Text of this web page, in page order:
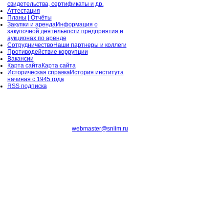
свидетельства, сертификаты и др.
Аттестация
Планы | Отчёты
Закупки и арендаИнформация о
закупочной деятельности предприятия и
аукционах по аренде
СотрудничествоНаши партнеры и коллеги
Противодействие коррупции
Вакансии
Карта сайтаКарта сайта
Историческая справкаИстория института
начиная с 1945 года
RSS подписка
webmaster@sniim.ru